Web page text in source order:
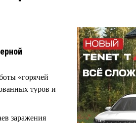
«горячей
туров и
заражения